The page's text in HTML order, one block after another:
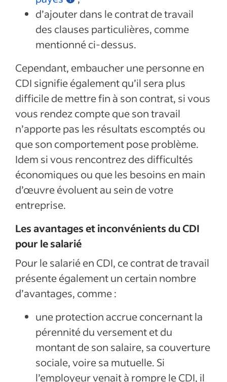
d’ajouter dans le contrat de travail
des clauses particulières, comme
mentionné ci-dessus.
Cependant, embaucher une personne en
CDI signifie également qu’il sera plus
difficile de mettre fin à son contrat, si vous
vous rendez compte que son travail
n’apporte pas les résultats escomptés ou
que son comportement pose problème.
Idem si vous rencontrez des difficultés
économiques ou que les besoins en main
d’œuvre évoluent au sein de votre
entreprise.
Les avantages et inconvénients du CDI
pour le salarié
Pour le salarié en CDI, ce contrat de travail
présente également un certain nombre
d’avantages, comme :
une protection accrue concernant la
pérennité du versement et du
montant de son salaire, sa couverture
sociale, voire sa mutuelle. Si
l’employeur venait à rompre le CDI, il